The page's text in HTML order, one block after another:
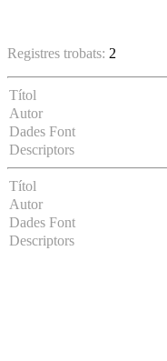
Registres trobats: 2
Títol
Autor
Dades Font
Descriptors
Títol
Autor
Dades Font
Descriptors